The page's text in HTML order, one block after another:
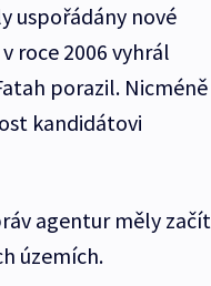
uspořádány nové
roce 2006 vyhrál
porazil. Nicméně
kandidátovi
agentur měly začít
územích.